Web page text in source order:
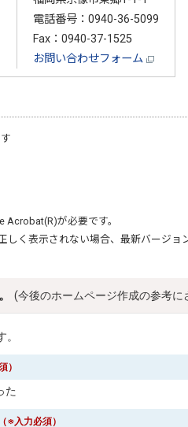
電話番号： 0940-36-5099
Fax：0940-37-1525
お問い合わせフォーム
Acrobat(R)が必要です。
しく表示されない場合、最新バージョ